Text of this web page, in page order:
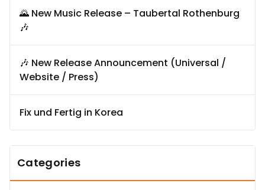
🌄 New Music Release – Taubertal Rothenburg
🎶
🎶 New Release Announcement (Universal /
Website / Press)
Fix und Fertig in Korea
Categories